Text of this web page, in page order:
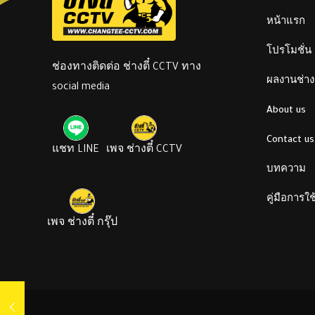
ช่องทางติดต่อ ช่างตี๋ CCTV ทาง
social media
แชท LINE เพจ ช่างตี๋ CCTV
เพจ ช่างตี๋ กรุ๊ป
หน้าแรก
โปรโมชั่น
ผลงานช่า
About us
Contact us
บทความ
คู่มือการใ